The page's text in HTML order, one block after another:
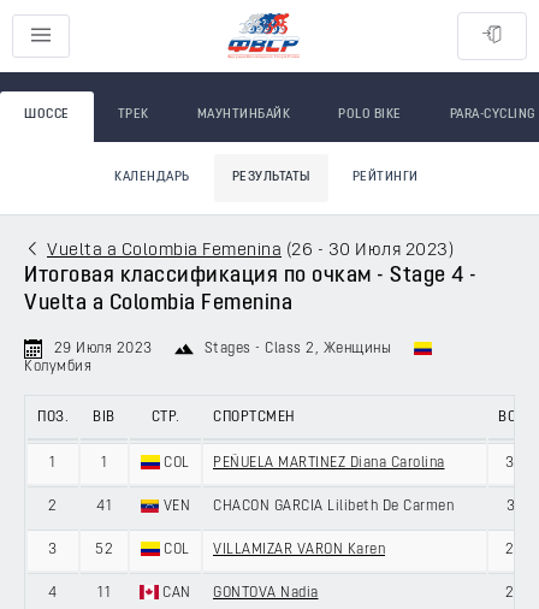
ШОССЕ ТРЕК МАУНТИНБАЙК POLO BIKE PARA-CYCLING
КАЛЕНДАРЬ РЕЗУЛЬТАТЫ РЕЙТИНГИ
Vuelta a Colombia Femenina (26 - 30 Июля 2023 )
Итоговая классификация по очкам - Stage 4 -
Vuelta a Colombia Femenina
29 Июля 2023 Stages - Class 2 , Женщины
Колумбия
ПОЗ. BIB СТР. СПОРТСМЕН ВОЗ.
1 1 COL PEÑUELA MARTINEZ Diana Carolina 37
2 41 VEN CHACON GARCIA Lilibeth De Carmen 31
3 52 COL VILLAMIZAR VARON Karen 25
4 11 CAN GONTOVA Nadia 23